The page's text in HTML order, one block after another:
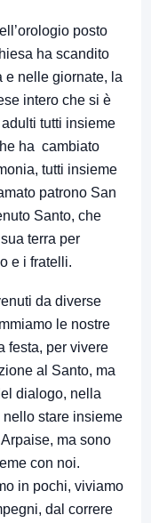
posto
ha scandito
e nelle giornate, la
intero che si è
tutti insieme
ha cambiato
tutti insieme
patrono San
Santo, che
terra per
e i fratelli.
da diverse
le nostre
festa, per vivere
al Santo, ma
dialogo, nella
stare insieme
ma sono
con noi.
in pochi, viviamo
dal correre